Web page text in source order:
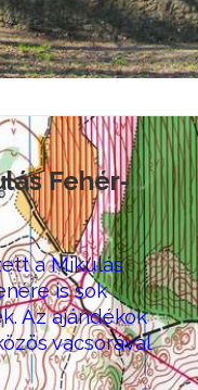
Fehér-
a Mikulás
is sok
Az ajándékok
vacsorával